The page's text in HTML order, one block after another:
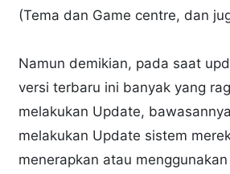
(Tema dan Game centre, dan
Namun demikian, pada saat
versi terbaru ini banyak yang
melakukan Update,
melakukan Update sistem
menerapkan atau